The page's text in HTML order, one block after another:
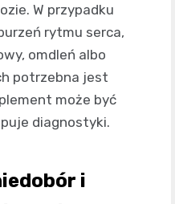
W przypadku
rytmu serca,
omdleń albo
potrzebna jest
może być
diagnostyki.
i